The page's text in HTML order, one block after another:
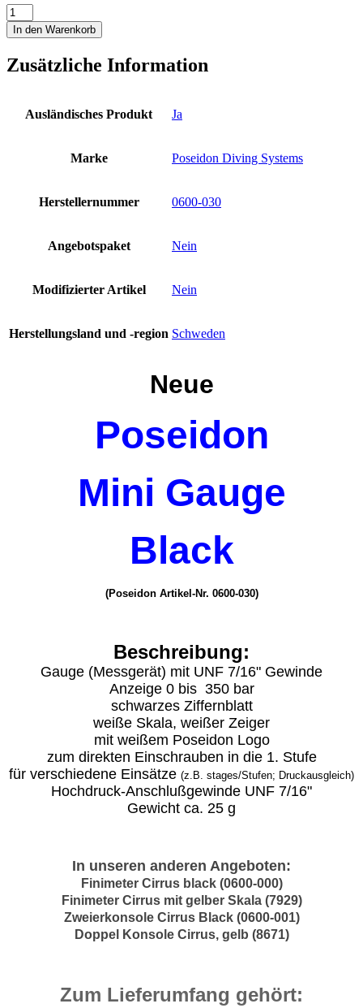
Poseidon
Mini
Gauge
350
Finimeter
In den Warenkorb
Zusätzliche Information
Ausländisches Produkt Ja
Marke Poseidon Diving Systems
Herstellernummer 0600-030
Angebotspaket Nein
Modifizierter Artikel Nein
Herstellungsland und -region Schweden
Neue
Poseidon
Mini Gauge
Black
(Poseidon Artikel-Nr. 0600-030)
Beschreibung:
Gauge (Messgerät) mit UNF 7/16" Gewinde
Anzeige 0 bis 350 bar
schwarzes Ziffernblatt
weiße Skala, weißer Zeiger
mit weißem Poseidon Logo
zum direkten Einschrauben in die 1. Stufe
für verschiedene Einsätze (z.B. stages/Stufen; Druckausgleich)
Hochdruck-Anschlußgewinde UNF 7/16"
Gewicht ca. 25 g
In unseren anderen Angeboten:
Finimeter Cirrus black (0600-000)
Finimeter Cirrus mit gelber Skala (7929)
Zweierkonsole Cirrus Black (0600-001)
Doppel Konsole Cirrus, gelb (8671)
Zum Lieferumfang gehört: